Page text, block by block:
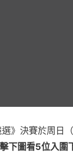
》決賽於周日
下圖看5位入圍